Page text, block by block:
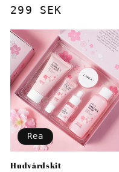
Ordinarie
299 SEK
Rea
Hudvårdskit